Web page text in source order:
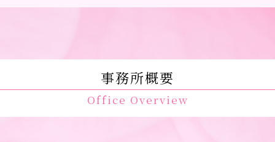
事務所概要
Office Overview